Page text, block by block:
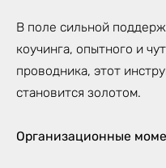
В поле сильной
коучинга, опытного и
проводника, этот
становится золотом.
Организационные